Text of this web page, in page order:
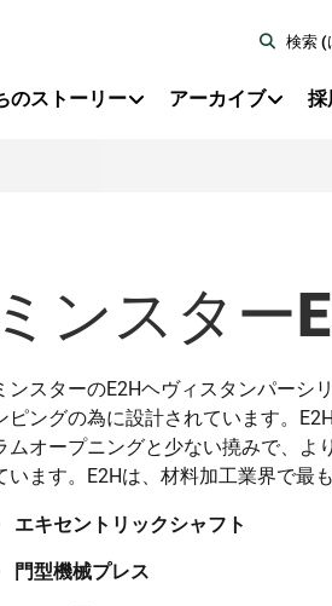
検索 (
のストーリー アーカイブ 採
ミンスター
ンスターのE2Hヘヴィスタンパーシ
ピングの為に設計されています。
ムオープニングと少ない撓みで、よ
います。E2Hは、材料加工業界で最
エキセントリックシャフト
門型機械プレス